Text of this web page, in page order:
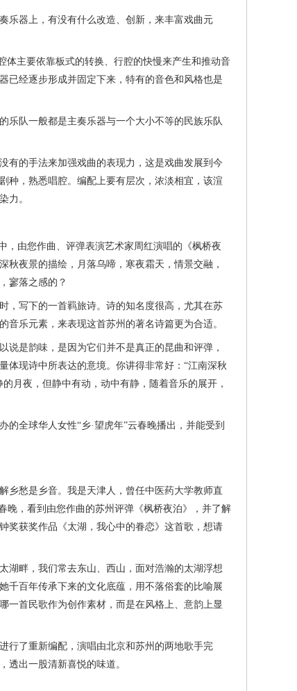
器上，有没有什么改造、创新，来丰富戏曲元
主要依靠板式的转换、行腔的快慢来产生和推动音
已经逐步形成并固定下来，特有的音色和风格也是
队一般都是主奏乐器与一个大小不等的民族乐队
的手法来加强戏曲的表现力，这是戏曲发展到今
种，熟悉唱腔。编配上要有层次，浓淡相宜，该渲
力。
由您作曲、评弹表演艺术家周红演唱的《枫桥夜
夜景的描绘，月落乌啼，寒夜霜天，情景交融，
寥落之感的？
写下的一首羁旅诗。诗的知名度很高，尤其在苏
乐元素，来表现这首苏州的著名诗篇更为合适。
是韵味，是因为它们并不是真正的昆曲和评弹，
体现诗中所表达的意境。你讲得非常好：“江南深秋
月夜，但静中有动，动中有静，随着音乐的展开，
全球华人女性“乡·望虎年”云春晚播出，并能受到
愁是乡音。我是天津人，曾任中医药大学教师直
晚，看到由您作曲的苏州评弹《枫桥夜泊》，并了解
奖获奖作品《太湖，我心中的眷恋》这首歌，想请
畔，我们常去东山、西山，面对浩瀚的太湖浮想
千百年传承下来的文化底蕴，用不落俗套的比喻展
一首民歌作为创作素材，而是在风格上、意韵上显
了重新编配，演唱由北京和苏州的两地歌手完
透出一股清新喜悦的味道。